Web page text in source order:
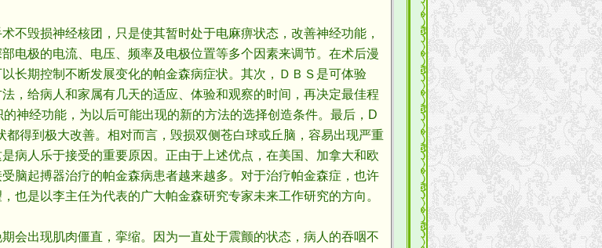
毁损神经核团，只是使其暂时处于电麻痹状态，改善神经功能，
电极的电流、电压、频率及电极位置等多个因素来调节。在术后漫
长期控制不断发展变化的帕金森病症状。其次，ＤＢＳ是可体验
，给病人和家属有几天的适应、体验和观察的时间，再决定最佳程
神经功能，为以后可能出现的新的方法的选择创造条件。最后，D
得到极大改善。相对而言，毁损双侧苍白球或丘脑，容易出现严重
病人乐于接受的重要原因。正由于上述优点，在美国、加拿大和欧
脑起搏器治疗的帕金森病患者越来越多。对于治疗帕金森症，也许
也是以李主任为代表的广大帕金森研究专家未来工作研究的方向。
出现肌肉僵直，挛缩。因为一直处于震颤的状态，病人的吞咽不